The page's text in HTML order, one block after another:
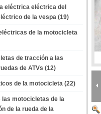
eléctrica eléctrica del
de la vespa (19)
de la motocicleta
de tracción a las
de ATVs (12)
de la motocicleta (22)
las motocicletas de la
de la rueda de la